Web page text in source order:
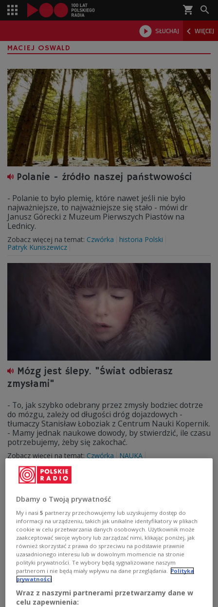
shopping_cart 
 SŁUCHAJ  WIĘCEJ

MACIEJ OSWALD
Polanie - źródło naszej państwowości
- Polanie to było plemię, które nawet jeśli nie było
najważniejsze, to najważniejsze się stało - mówi dr
Janusz Górecki z Muzeum Pierwszych Piastów na
Lednicy.
Zobacz więcej na temat: Czwórka
historia Polski
Patryk Kuniszewicz
Mózg jest ślepy. "Świat odbierasz
zmysłami"
- To, jak szybko odebrany przez zmysły bodziec dotrze
do mózgu, zależy od długości dróg dojazdowych -
tłumaczy Stanisław Łoboziak z Centrum Nauki Kopernik.
- Mamy jednak naukowe dowody, by stwierdzić, ile czasu
potrzebujemy, żeby się zakochać.
Zobacz więcej na temat: Czwórka
NAUKA
Sanki i bobsleje - ich ojcem jest bujany
fotel
Dbamy o Twoją prywatność
My i nasi5 partnerzy przechowujemy lub uzyskujemy dostęp do
informacji na urządzeniu, takich jak unikalne identyfikatory w plikach
cookie w celu przetwarzania danych osobowych. Użytkownik może
zaakceptować swoje wybory lub zarządzać nimi, klikając poniżej, jak
również skorzystać z prawa do sprzeciwu na podstawie prawnie
uzasadnionego interesu lub w dowolnym momencie na stronie
polityki prywatności. Te wybory będą sygnalizowane naszym
partnerom i nie będą miały wpływu na dane przeglądania.
Polityka
prywatności
Wraz z naszymi partnerami przetwarzamy dane w
celu zapewnienia: